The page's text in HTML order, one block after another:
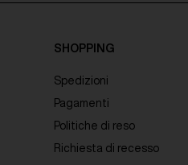
SHOPPING
Spedizioni
Pagamenti
Politiche di reso
Richiesta di recesso